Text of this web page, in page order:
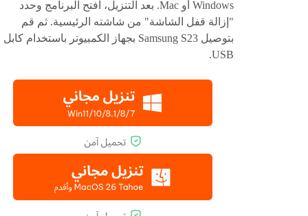
Windows أو Mac. بعد التنزيل، افتح البرنامج وحدد
"إزالة قفل الشاشة" من شاشته الرئيسية. ثم قم
بتوصيل Samsung S23 بجهاز الكمبيوتر باستخدام كابل
USB.